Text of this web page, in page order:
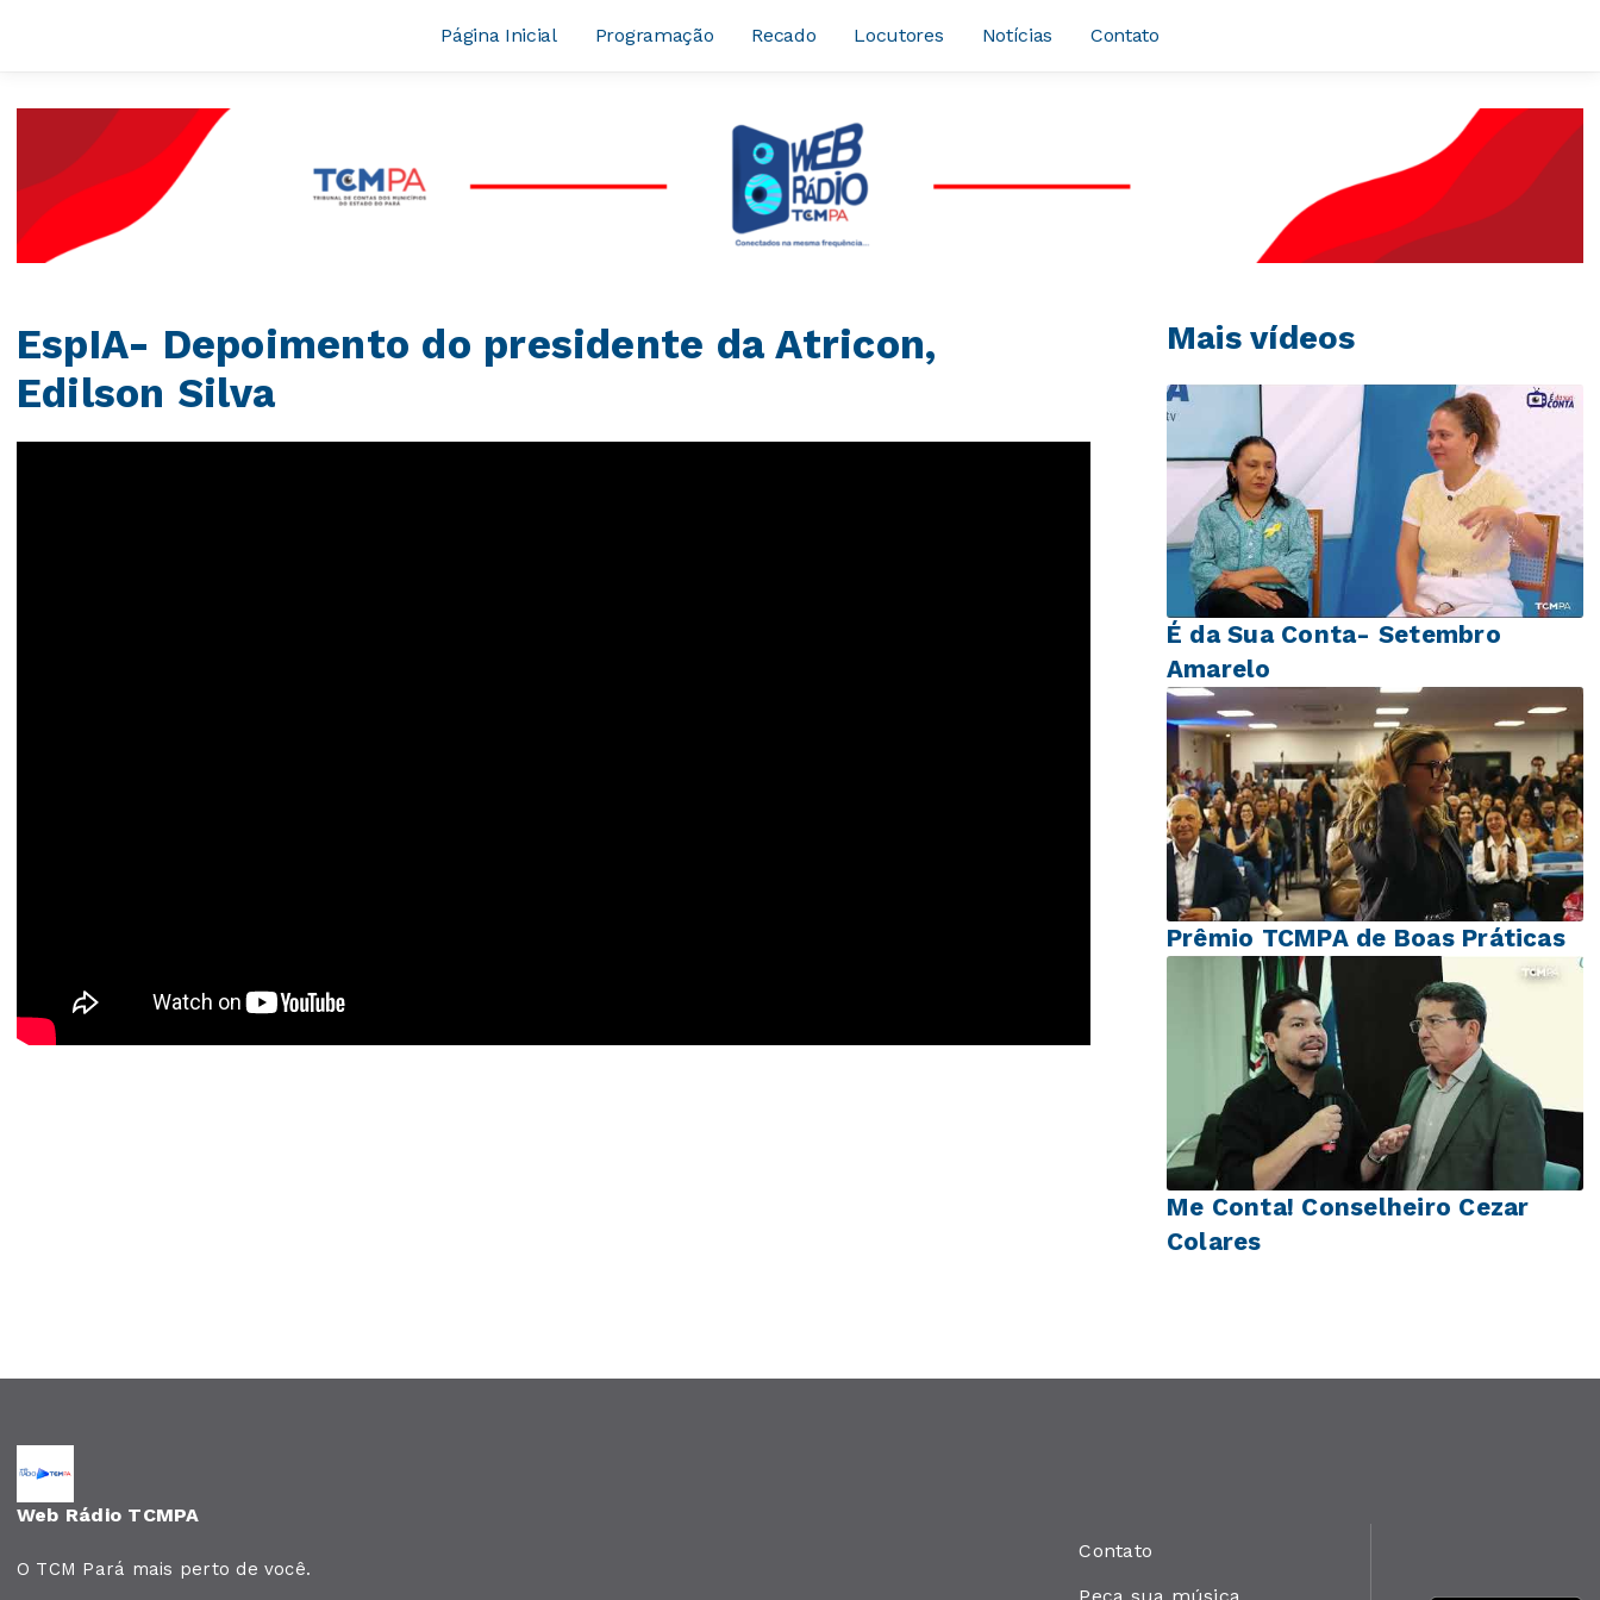
Página Inicial Programação Recado Locutores Notícias Contato
EspIA- Depoimento do presidente da Atricon,
Edilson Silva
Mais vídeos
É da Sua Conta- Setembro
Amarelo
Prêmio TCMPA de Boas Práticas
Me Conta! Conselheiro Cezar
Colares
Web Rádio TCMPA
O TCM Pará mais perto de você.
Contato